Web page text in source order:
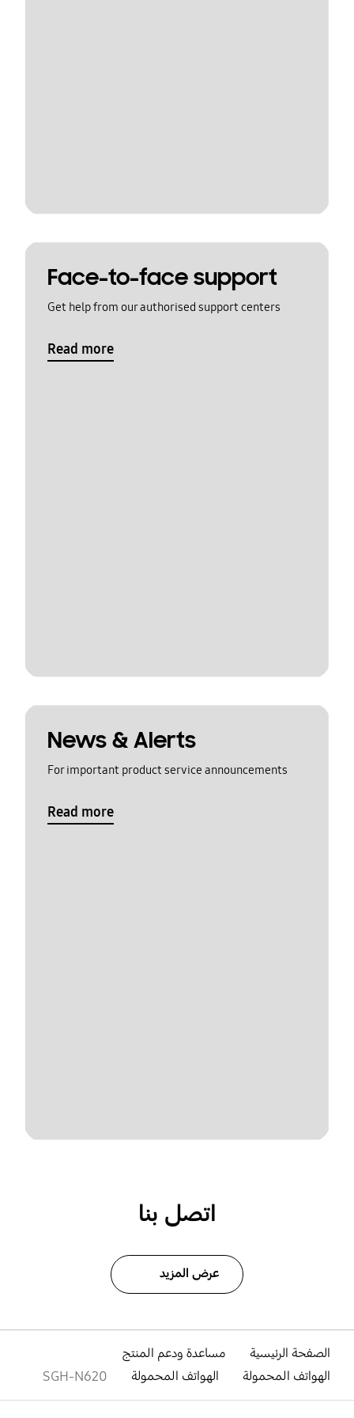
Face-to-face support
Get help from our authorised support centers
Read more
News & Alerts
For important product service announcements
Read more
اتصل بنا
عرض المزيد
الصفحة الرئيسية
مساعدة ودعم المنتج
الهواتف المحمولة
الهواتف المحمولة SGH-N620